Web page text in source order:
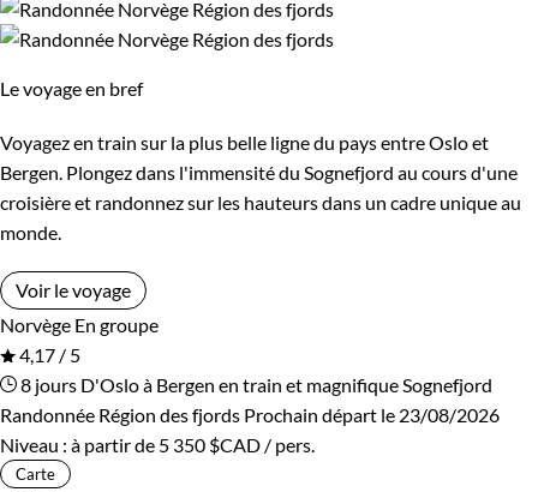
Le voyage en bref
Voyagez en train sur la plus belle ligne du pays entre Oslo et
Bergen. Plongez dans l'immensité du Sognefjord au cours d'une
croisière et randonnez sur les hauteurs dans un cadre unique au
monde.
Voir le voyage
Norvège En groupe
4,17 / 5
8 jours D'Oslo à Bergen en train et magnifique Sognefjord
Randonnée Région des fjords Prochain départ le 23/08/2026
Niveau : à partir de 5 350 $CAD / pers.
Carte